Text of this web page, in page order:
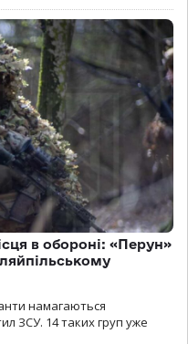
в обороні: «Перун»
намагаються
ЗСУ. 14 таких груп уже